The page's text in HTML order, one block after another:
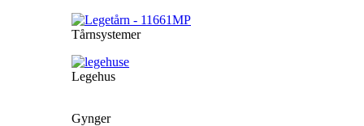
Tårnsystemer
Legehus
Gynger